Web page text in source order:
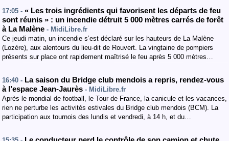
17:05 - « Les trois ingrédients qui favorisent les départs de feu
sont réunis » : un incendie détruit 5 000 mètres carrés de forêt
à La Malène - MidiLibre.fr
Ce jeudi matin, un incendie s’est déclaré sur les hauteurs de La Malène
(Lozère), aux alentours du lieu-dit de Rouvert. La vingtaine de pompiers
présents sur place ont rapidement maîtrisé le feu après 5 000 mètres…
16:40 - La saison du Bridge club mendois a repris, rendez-vous
à l’espace Jean-Jaurès - MidiLibre.fr
Après le mondial de football, le Tour de France, la canicule et les vacances,
rien ne perturbe les activités estivales du Bridge club mendois (BCM). La
participation aux tournois des lundis et vendredi, à 14 h, et du…